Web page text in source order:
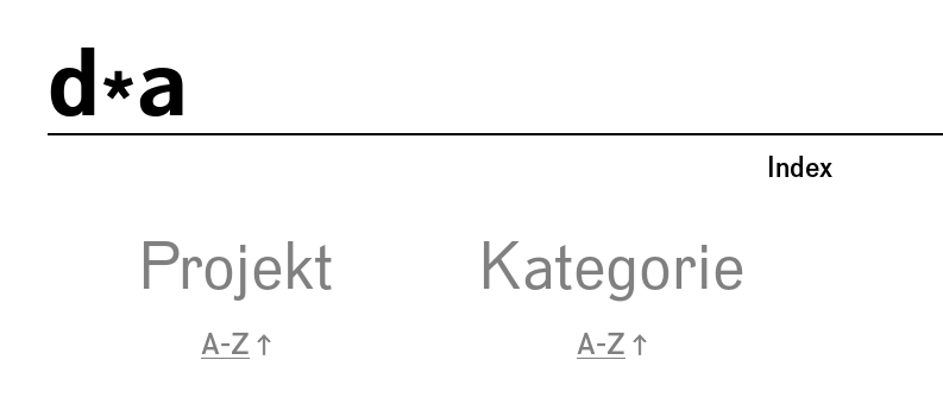
d a
Datenschutz
AGBs
Index
Projekt Kategorie